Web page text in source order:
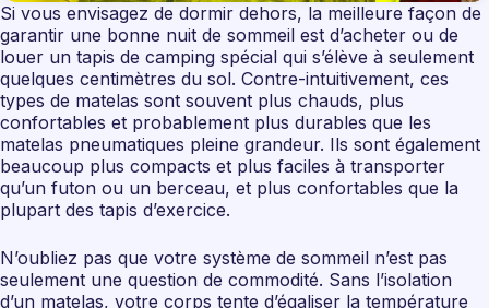
Si vous envisagez de dormir dehors, la meilleure façon de
garantir une bonne nuit de sommeil est d’acheter ou de
louer un tapis de camping spécial qui s’élève à seulement
quelques centimètres du sol. Contre-intuitivement, ces
types de matelas sont souvent plus chauds, plus
confortables et probablement plus durables que les
matelas pneumatiques pleine grandeur. Ils sont également
beaucoup plus compacts et plus faciles à transporter
qu’un futon ou un berceau, et plus confortables que la
plupart des tapis d’exercice.
N’oubliez pas que votre système de sommeil n’est pas
seulement une question de commodité. Sans l’isolation
d’un matelas, votre corps tente d’égaliser la température